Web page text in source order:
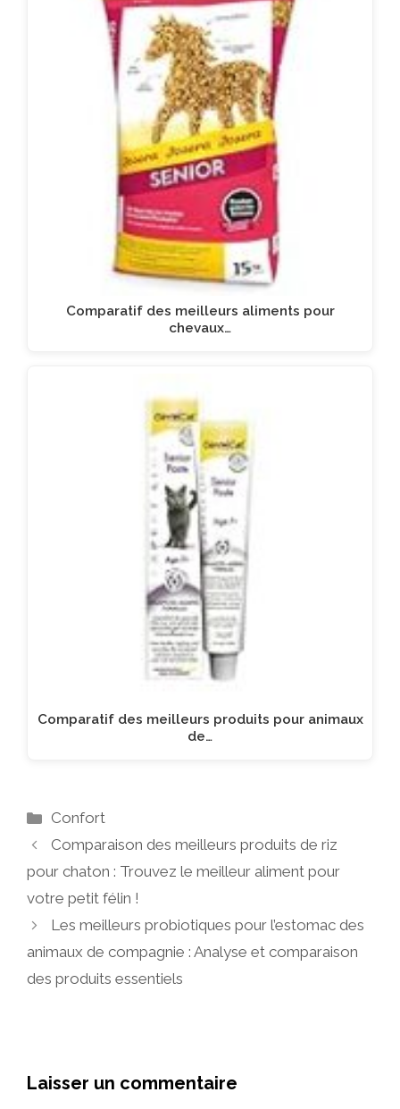
Comparatif des meilleurs aliments pour
chevaux…
Comparatif des meilleurs produits pour animaux
de…
Catégories
Confort
Comparaison des meilleurs produits de riz
pour chaton : Trouvez le meilleur aliment pour
votre petit félin !
Les meilleurs probiotiques pour l’estomac des
animaux de compagnie : Analyse et comparaison
des produits essentiels
Laisser un commentaire